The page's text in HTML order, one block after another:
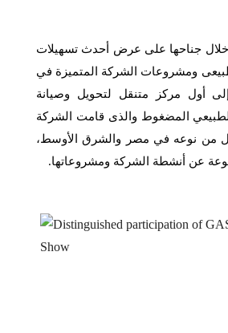
جناحها على عرض أحدث تسهيلات
ومشروعات الشركة المتميزة في
أول مركز متنقل لتحويل وصيانة
الطبيعي المضغوط والذى قامت الشركة
من نوعه في مصر والشرق الأوسط،
عن أنشطة الشركة ومشروعاتها.